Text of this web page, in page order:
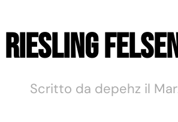
Riesling
Scritto da depehz il